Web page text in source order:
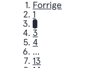
Forrige
1
2
3
4
...
13